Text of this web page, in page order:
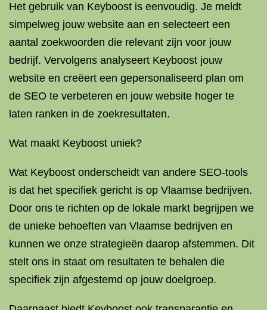
Het gebruik van Keyboost is eenvoudig. Je meldt
simpelweg jouw website aan en selecteert een
aantal zoekwoorden die relevant zijn voor jouw
bedrijf. Vervolgens analyseert Keyboost jouw
website en creëert een gepersonaliseerd plan om
de SEO te verbeteren en jouw website hoger te
laten ranken in de zoekresultaten.
Wat maakt Keyboost uniek?
Wat Keyboost onderscheidt van andere SEO-tools
is dat het specifiek gericht is op Vlaamse bedrijven.
Door ons te richten op de lokale markt begrijpen we
de unieke behoeften van Vlaamse bedrijven en
kunnen we onze strategieën daarop afstemmen. Dit
stelt ons in staat om resultaten te behalen die
specifiek zijn afgestemd op jouw doelgroep.